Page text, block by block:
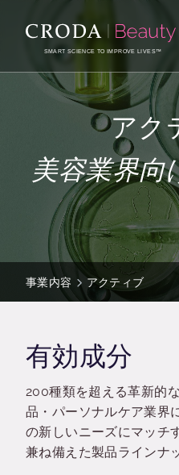
ン
ー
SMART SCIENCE TO IMPROVE LIVES™
アク
美容業界向
事業内容 アクティブ
有効成分
200種類を超える革新的
品・パーソナルケア業界
の新しいニーズにマッチ
兼ね備えた製品ラインナ